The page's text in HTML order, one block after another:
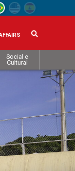
Social e
Cultural